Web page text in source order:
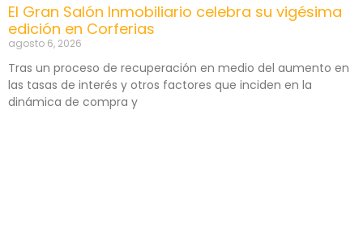
El Gran Salón Inmobiliario celebra su vigésima
edición en Corferias
agosto 6, 2026
Tras un proceso de recuperación en medio del aumento en
las tasas de interés y otros factores que inciden en la
dinámica de compra y